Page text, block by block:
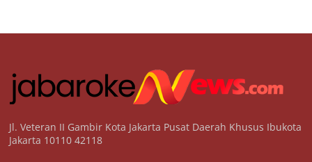
Jl. Veteran II Gambir Kota Jakarta Pusat Daerah Khusus Ibukota
Jakarta 10110 42118